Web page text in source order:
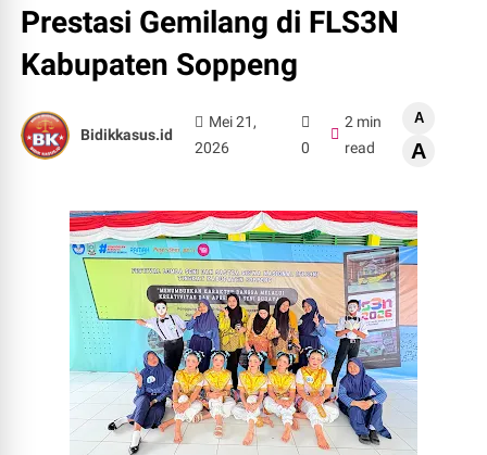
Prestasi Gemilang di FLS3N
Kabupaten Soppeng
Bidikkasus.id
Mei 21,
2026
0
2 min
read
A
A